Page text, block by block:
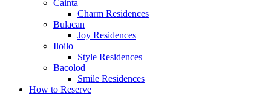
Cainta
Charm Residences
Bulacan
Joy Residences
Iloilo
Style Residences
Bacolod
Smile Residences
How to Reserve